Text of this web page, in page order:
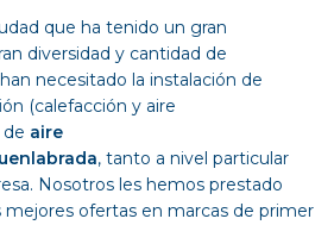
que ha tenido un gran
diversidad y cantidad de
necesitado la instalación de
(calefacción y aire
aire
, tanto a nivel particular
Nosotros les hemos prestado
mejores ofertas en marcas de primer